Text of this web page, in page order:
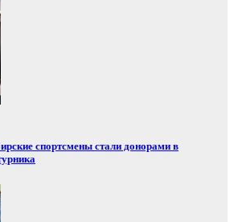
спортсмены стали донорами в